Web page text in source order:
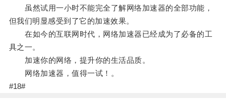
虽然试用一小时不能完全了解网络加速器的全部功能，
但我们明显感受到了它的加速效果。
在如今的互联网时代，网络加速器已经成为了必备的工
具之一。
加速你的网络，提升你的生活品质。
网络加速器，值得一试！。
#18#